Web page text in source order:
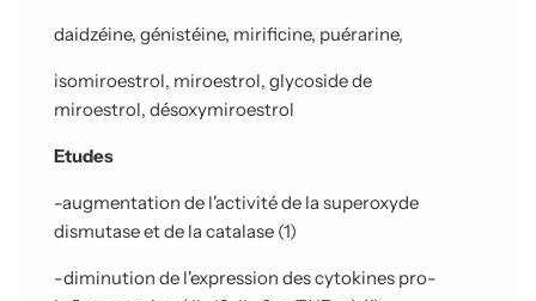
daidzéine, génistéine, mirificine, puérarine,
isomiroestrol, miroestrol, glycoside de
miroestrol, désoxymiroestrol
Etudes
-augmentation de l'activité de la superoxyde
dismutase et de la catalase (1)
-diminution de l'expression des cytokines pro-